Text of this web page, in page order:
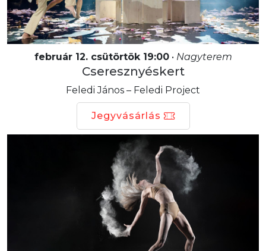
február 12. csütörtök 19:00• Nagyterem
Cseresznyéskert
Feledi János – Feledi Project
Jegyvásárlás